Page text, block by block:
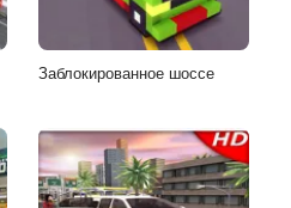
Заблокированное шоссе